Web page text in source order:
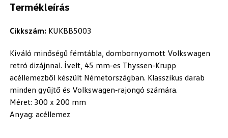
Termékleírás
Cikkszám: KUKBB5003
Kiváló minőségű fémtábla, dombornyomott Volkswagen
retró dizájnnal. Ívelt, 45 mm-es Thyssen-Krupp
acéllemezből készült Németországban. Klasszikus darab
minden gyűjtő és Volkswagen‑rajongó számára.
Méret: 300 x 200 mm
Anyag: acéllemez